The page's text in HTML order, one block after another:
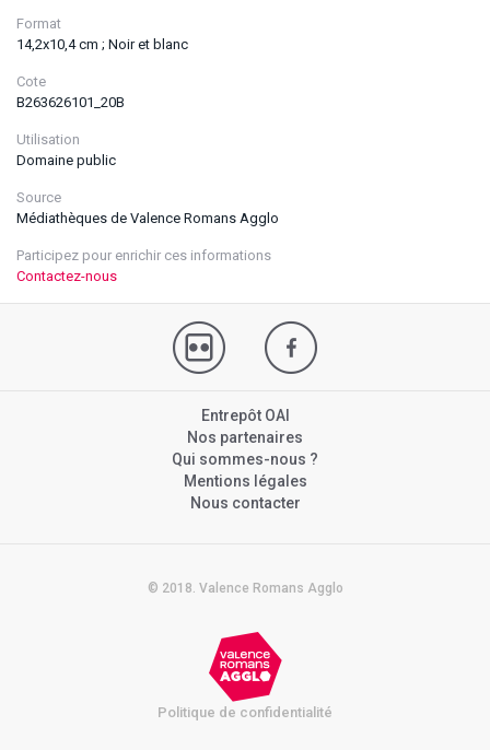
Format
14,2x10,4 cm ; Noir et blanc
Cote
B263626101_20B
Utilisation
Domaine public
Source
Médiathèques de Valence Romans Agglo
Participez pour enrichir ces informations
Contactez-nous
Entrepôt OAI
Nos partenaires
Qui sommes-nous ?
Mentions légales
Nous contacter
© 2018. Valence Romans Agglo
Politique de confidentialité